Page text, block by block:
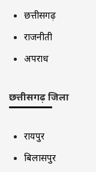
छत्तीसगढ़
राजनीती
अपराध
छत्तीसगढ़ जिला
रायपुर
बिलासपुर